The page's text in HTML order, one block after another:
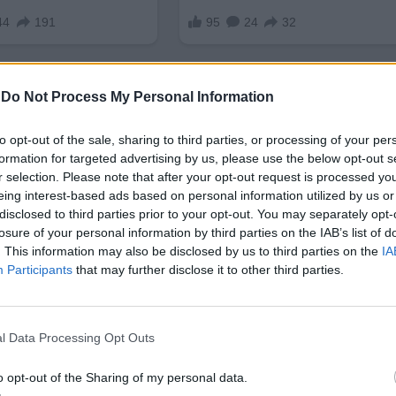
Do Not Process My Personal Information
opt-out of the sale, sharing to third parties, or processing of your
for targeted advertising by us, please use the below opt-out
selection. Please note that after your opt-out request is processed
interest-based ads based on personal information utilized by us
to third parties prior to your opt-out. You may separately
of your personal information by third parties on the IAB’s list of
This information may also be disclosed by us to third parties on the
Participants that may further disclose it to other third parties.
Data Processing Opt Outs
opt-out of the Sharing of my personal data.
за крипто компании, които емитират
. Един стейбълкойн може да бъде емитиран от
му представлява значителна степен на
ЕС да актуализира крипто законодателството си.
като общият обем на транзакции в тези
по света са обезпечени с щатския долар,
нова технология, позиционирайки я като